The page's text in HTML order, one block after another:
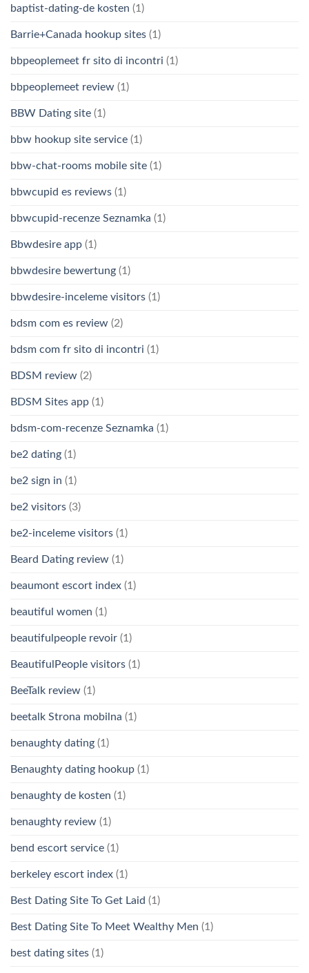
baptist-dating-de kosten (1)
Barrie+Canada hookup sites (1)
bbpeoplemeet fr sito di incontri (1)
bbpeoplemeet review (1)
BBW Dating site (1)
bbw hookup site service (1)
bbw-chat-rooms mobile site (1)
bbwcupid es reviews (1)
bbwcupid-recenze Seznamka (1)
Bbwdesire app (1)
bbwdesire bewertung (1)
bbwdesire-inceleme visitors (1)
bdsm com es review (2)
bdsm com fr sito di incontri (1)
BDSM review (2)
BDSM Sites app (1)
bdsm-com-recenze Seznamka (1)
be2 dating (1)
be2 sign in (1)
be2 visitors (3)
be2-inceleme visitors (1)
Beard Dating review (1)
beaumont escort index (1)
beautiful women (1)
beautifulpeople revoir (1)
BeautifulPeople visitors (1)
BeeTalk review (1)
beetalk Strona mobilna (1)
benaughty dating (1)
Benaughty dating hookup (1)
benaughty de kosten (1)
benaughty review (1)
bend escort service (1)
berkeley escort index (1)
Best Dating Site To Get Laid (1)
Best Dating Site To Meet Wealthy Men (1)
best dating sites (1)